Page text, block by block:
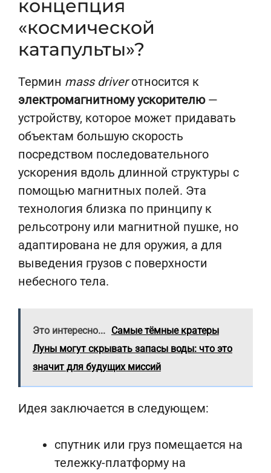
концепция
«космической
катапульты»?
Термин mass driverотносится к
электромагнитному ускорителю—
устройству, которое может придавать
объектам большую скорость
посредством последовательного
ускорения вдоль длинной структуры с
помощью магнитных полей. Эта
технология близка по принципу к
рельсотрону или магнитной пушке, но
адаптирована не для оружия, а для
выведения грузов с поверхности
небесного тела.
Это интересно... Самые тёмные кратеры
Луны могут скрывать запасы воды: что это
значит для будущих миссий
Идея заключается в следующем:
спутник или груз помещается на
тележку-платформу на